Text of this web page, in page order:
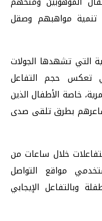
تنمية مواهبهم وصقل
التي تشهدها الجولات
تعكس حجم التفاعل
خاصة الأطفال الذين
بطرق تلقى صدى
خلال ساعات من
مواقع التواصل
وبالتفاعل الإيجابي